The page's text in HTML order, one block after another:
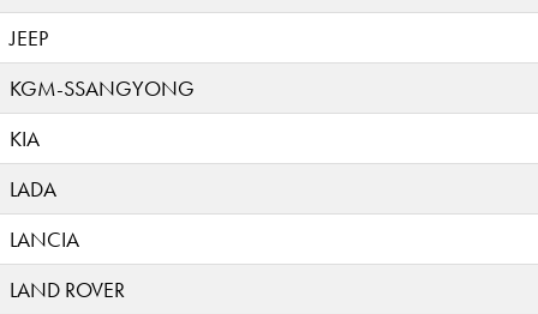
JEEP
KGM-SSANGYONG
KIA
LADA
LANCIA
LAND ROVER